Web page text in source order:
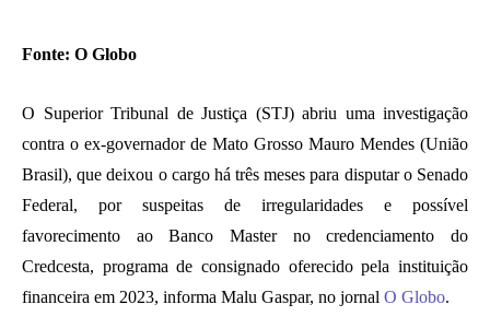
Fonte: O Globo
O Superior Tribunal de Justiça (STJ) abriu uma investigação
contra o ex-governador de Mato Grosso Mauro Mendes (União
Brasil), que deixou o cargo há três meses para disputar o Senado
Federal, por suspeitas de irregularidades e possível
favorecimento ao Banco Master no credenciamento do
Credcesta, programa de consignado oferecido pela instituição
financeira em 2023, informa Malu Gaspar, no jornal O Globo.